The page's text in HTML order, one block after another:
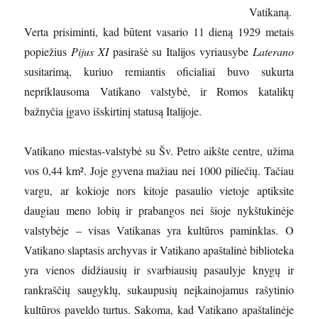
Vatikaną.
Verta prisiminti, kad būtent vasario 11 dieną 1929 metais
popiežius Pijus XIpasirašė su Italijos vyriausybe Laterano
susitarimą, kuriuo remiantis oficialiai buvo sukurta
nepriklausoma Vatikano valstybė, ir Romos katalikų
bažnyčia įgavo išskirtinį statusą Italijoje.
Vatikano miestas-valstybė su Šv. Petro aikšte centre, užima
vos 0,44 km². Joje gyvena mažiau nei 1000 piliečių. Tačiau
vargu, ar kokioje nors kitoje pasaulio vietoje aptiksite
daugiau meno lobių ir prabangos nei šioje nykštukinėje
valstybėje – visas Vatikanas yra kultūros paminklas. O
Vatikano slaptasis archyvas ir Vatikano apaštalinė biblioteka
yra vienos didžiausių ir svarbiausių pasaulyje knygų ir
rankraščių saugyklų, sukaupusių neįkainojamus rašytinio
kultūros paveldo turtus. Sakoma, kad Vatikano apaštalinėje